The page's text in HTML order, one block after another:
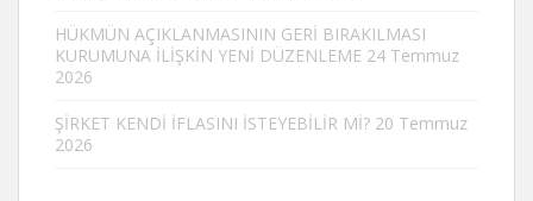
HÜKMÜN AÇIKLANMASININ GERİ BIRAKILMASI
KURUMUNA İLİŞKİN YENİ DÜZENLEME 24 Temmuz
2026
ŞİRKET KENDİ İFLASINI İSTEYEBİLİR Mİ? 20 Temmuz
2026